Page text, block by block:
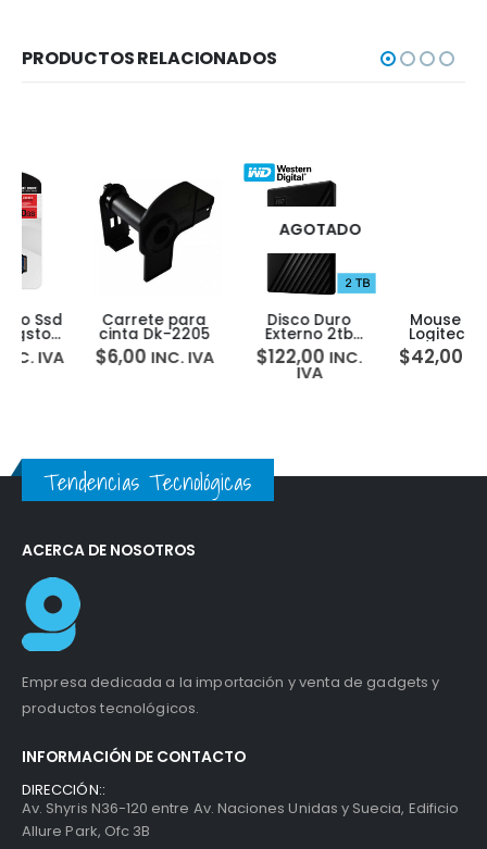
PRODUCTOS RELACIONADOS
Carrete para
cinta Dk-2205
$6,00 INC. IVA
AGOTADO
Disco Duro
Externo 2tb
Western Digital
My Passport Wd
$122,00 INC.
Mouse Gamer
Logitech G203
Rgb Lightsync
8000 Dpi
$42,00 INC. IVA
Tendencias Tecnológicas
ACERCA DE NOSOTROS
Empresa dedicada a la importación y venta de gadgets y
productos tecnológicos.
INFORMACIÓN DE CONTACTO
DIRECCIÓN::
Av. Shyris N36-120 entre Av. Naciones Unidas y Suecia, Edificio
Allure Park, Ofc 3B